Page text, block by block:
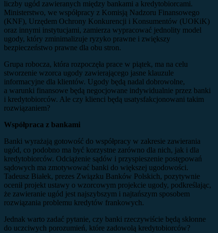
liczby ugód zawieranych między bankami a kredytobiorcami.
Ministerstwo, we współpracy z Komisją Nadzoru Finansowego
(KNF), Urzędem Ochrony Konkurencji i Konsumentów (UOKiK)
oraz innymi instytucjami, zamierza wypracować jednolity model
ugody, który zminimalizuje ryzyko prawne i zwiększy
bezpieczeństwo prawne dla obu stron.
Grupa robocza, która rozpoczęła prace w piątek, ma na celu
stworzenie wzorca ugody zawierającego jasne klauzule
informacyjne dla klientów. Ugody będą nadal dobrowolne,
a warunki finansowe będą negocjowane indywidualnie przez banki
i kredytobiorców. Ale czy klienci będą usatysfakcjonowani takim
rozwiązaniem?
Współpraca z bankami
Banki wyrażają gotowość do współpracy w zakresie zawierania
ugód, co podobno ma być korzystne zarówno dla nich, jak i dla
kredytobiorców. Odciążenie sądów i przyspieszenie postępowań
sądowych ma zmotywować banki do większej ugodowości.
Tadeusz Białek, prezes Związku Banków Polskich, pozytywnie
ocenił projekt ustawy o wzorcowym projekcie ugody, podkreślając,
że zawieranie ugód jest najszybszym i najtańszym sposobem
rozwiązania problemu kredytów frankowych.
Jednak warto zadać pytanie, czy banki rzeczywiście będą skłonne
do uczciwych porozumień, które zadowolą kredytobiorców?